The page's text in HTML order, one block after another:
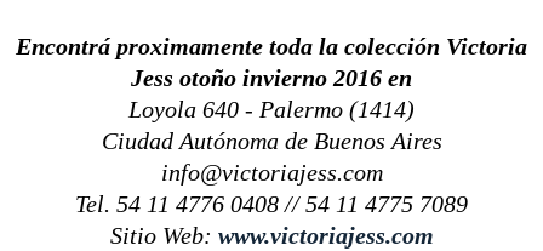
Encontrá proximamente toda la colección Victoria
Jess otoño invierno 2016 en
Loyola 640 - Palermo (1414)
Ciudad Autónoma de Buenos Aires
info@victoriajess.com
Tel. 54 11 4776 0408 // 54 11 4775 7089
Sitio Web: www.victoriajess.com